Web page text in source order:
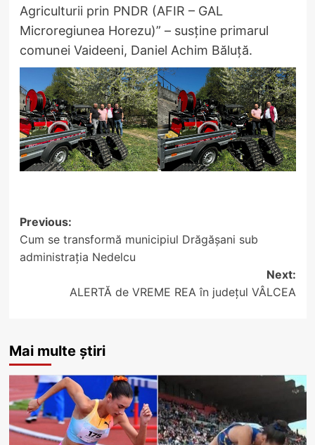
Agriculturii prin PNDR (AFIR – GAL
Microregiunea Horezu)” – susține primarul
comunei Vaideeni, Daniel Achim Băluță.
Post
navigation
Previous:
Cum se transformă municipiul Drăgășani sub
administrația Nedelcu
Next:
ALERTĂ de VREME REA în județul VÂLCEA
Mai multe știri